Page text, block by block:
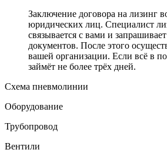
Заключение договора на лизинг
юридических лиц. Специалист
связывается с вами и
документов. После этого
вашей организации. Если всё в
займёт не более трёх дней.
Схема пневмолинии
Оборудование
Трубопровод
Вентили